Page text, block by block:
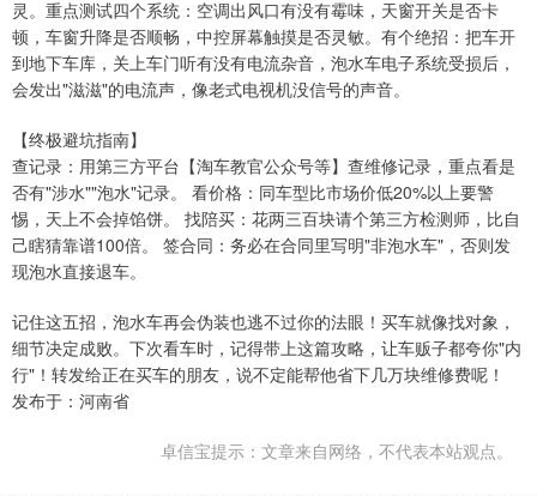
灵。重点测试四个系统：空调出风口有没有霉味，天窗开关是否卡
顿，车窗升降是否顺畅，中控屏幕触摸是否灵敏。有个绝招：把车开
到地下车库，关上车门听有没有电流杂音，泡水车电子系统受损后，
会发出"滋滋"的电流声，像老式电视机没信号的声音。
【终极避坑指南】
查记录：用第三方平台【淘车教官公众号等】查维修记录，重点看是
否有"涉水""泡水"记录。 看价格：同车型比市场价低20%以上要警
惕，天上不会掉馅饼。 找陪买：花两三百块请个第三方检测师，比自
己瞎猜靠谱100倍。 签合同：务必在合同里写明"非泡水车"，否则发
现泡水直接退车。
记住这五招，泡水车再会伪装也逃不过你的法眼！买车就像找对象，
细节决定成败。下次看车时，记得带上这篇攻略，让车贩子都夸你"内
行"！转发给正在买车的朋友，说不定能帮他省下几万块维修费呢！
发布于：河南省
卓信宝提示：文章来自网络，不代表本站观点。